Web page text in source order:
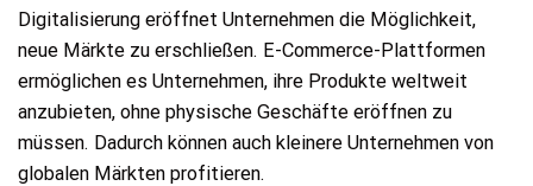
Digitalisierung eröffnet Unternehmen die Möglichkeit,
neue Märkte zu erschließen. E-Commerce-Plattformen
ermöglichen es Unternehmen, ihre Produkte weltweit
anzubieten, ohne physische Geschäfte eröffnen zu
müssen. Dadurch können auch kleinere Unternehmen von
globalen Märkten profitieren.